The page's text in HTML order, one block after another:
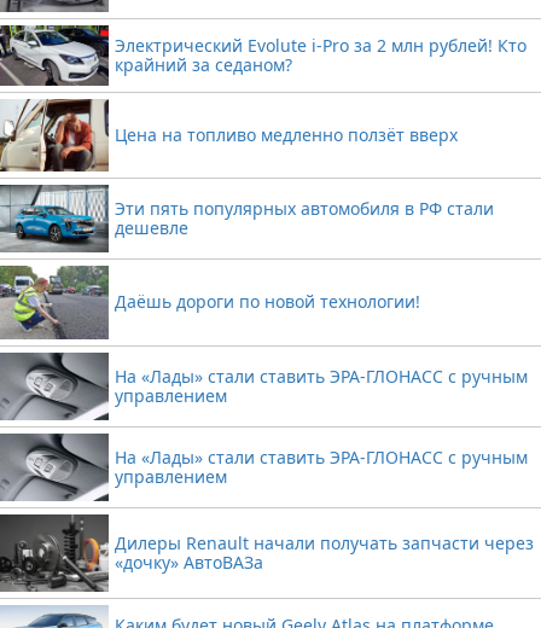
Электрический Evolute i-Pro за 2 млн рублей! Кто
крайний за седаном?
Цена на топливо медленно ползёт вверх
Эти пять популярных автомобиля в РФ стали
дешевле
Даёшь дороги по новой технологии!
На «Лады» стали ставить ЭРА-ГЛОНАСС с ручным
управлением
На «Лады» стали ставить ЭРА-ГЛОНАСС с ручным
управлением
Дилеры Renault начали получать запчасти через
«дочку» АвтоВАЗа